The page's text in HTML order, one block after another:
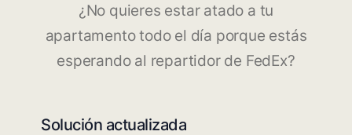
¿No quieres estar atado a tu
apartamento todo el día porque estás
esperando al repartidor de FedEx?
Solución actualizada